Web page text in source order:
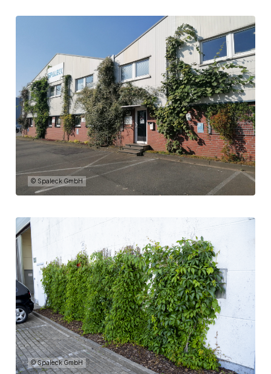
© Spaleck GmbH
© Spaleck GmbH